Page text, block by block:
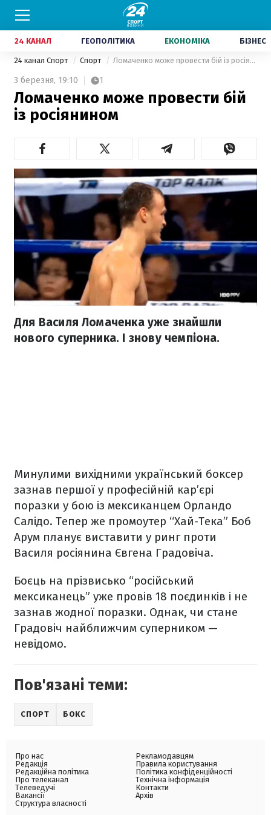
24 КАНАЛ ГЕОПОЛІТИКА ЕКОНОМІКА БІЗНЕС
24 канал Спорт Спорт Ломаченко може провести бій із росіянином
3 березня, 19:10 1
Ломаченко може провести бій
із росіянином
Для Василя Ломаченка уже знайшли
нового суперника. І знову чемпіона.
Минулими вихідними український боксер
зазнав першої у професійній кар’єрі
поразки у бою із мексиканцем Орландо
Салідо. Тепер же промоутер “Хай-Тека” Боб
Арум планує виставити у ринг проти
Василя росіянина Євгена Градовіча.
Боєць на прізвисько “російський
мексиканець” уже провів 18 поєдинків і не
зазнав жодної поразки. Однак, чи стане
Градовіч найближчим суперником —
невідомо.
Пов'язані теми:
СПОРТ БОКС
Про нас
Редакція
Редакційна політика
Про телеканал
Телеведучі
Вакансії
Структура власності
Рекламодавцям
Правила користування
Політика конфіденційності
Технічна інформація
Контакти
Архів